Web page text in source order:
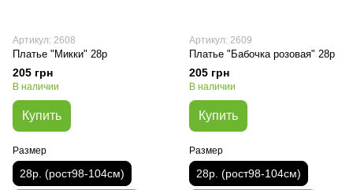
Артикул: 2608
Платье "Микки" 28р
205 грн
В наличии
Купить
Размер
28р. (рост98-104см)
Артикул: 2609
Платье "Бабочка розовая" 28р
205 грн
В наличии
Купить
Размер
28р. (рост98-104см)